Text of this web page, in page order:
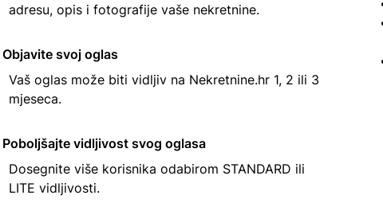
adresu, opis i fotografije vaše nekretnine.
Objavite svoj oglas
Vaš oglas može biti vidljiv na Nekretnine.hr 1, 2 ili 3
mjeseca.
Poboljšajte vidljivost svog oglasa
Dosegnite više korisnika odabirom STANDARD ili
LITE vidljivosti.